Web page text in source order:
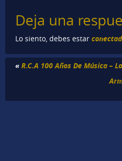
Deja una
Lo siento, debes estar
«R.C.A 100 Años De Música –